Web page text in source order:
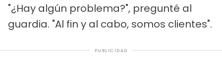
"¿Hay algún problema?", pregunté al
guardia. "Al fin y al cabo, somos clientes".
PUBLICIDAD